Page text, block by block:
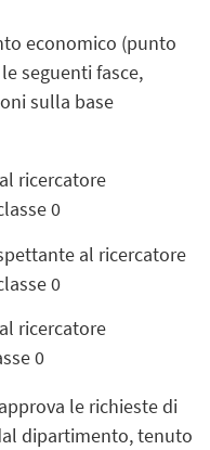
economico (punto
seguenti fasce,
sulla base
ricercatore
0
al ricercatore
0
ricercatore
0
le richieste di
dipartimento, tenuto